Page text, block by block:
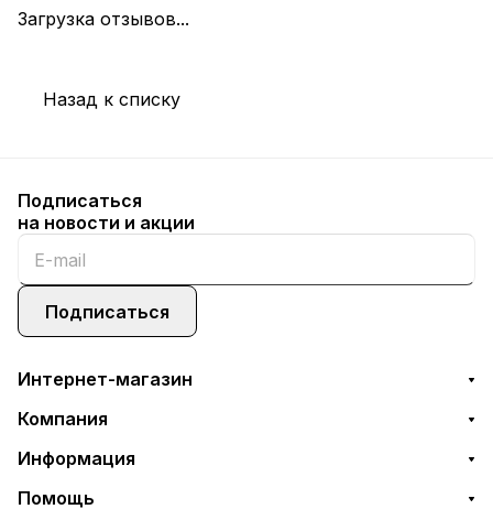
Загрузка отзывов...
Назад к списку
Подписаться
на новости и акции
Подписаться
Интернет-магазин
Компания
Информация
Помощь